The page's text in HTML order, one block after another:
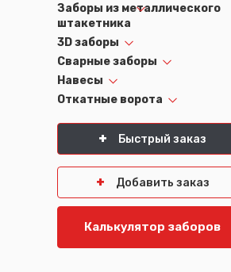
Заборы из металлического
штакетника
3D заборы
Сварные заборы
Навесы
Откатные ворота
Быстрый заказ
Добавить заказ
Калькулятор заборов